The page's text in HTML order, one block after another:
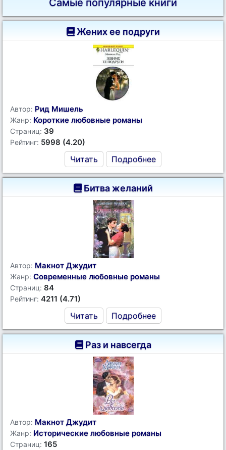
Самые популярные книги
Жених ее подруги
Автор: Рид Мишель
Жанр: Короткие любовные романы
Страниц: 39
Рейтинг: 5998 (4.20)
Читать Подробнее
Битва желаний
Автор: Макнот Джудит
Жанр: Современные любовные романы
Страниц: 84
Рейтинг: 4211 (4.71)
Читать Подробнее
Раз и навсегда
Автор: Макнот Джудит
Жанр: Исторические любовные романы
Страниц: 165